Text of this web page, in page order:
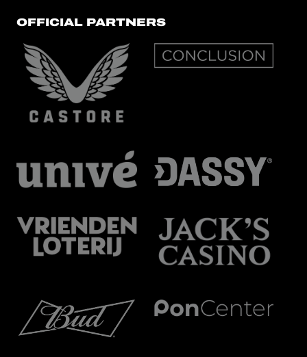
OFFICIAL PARTNERS